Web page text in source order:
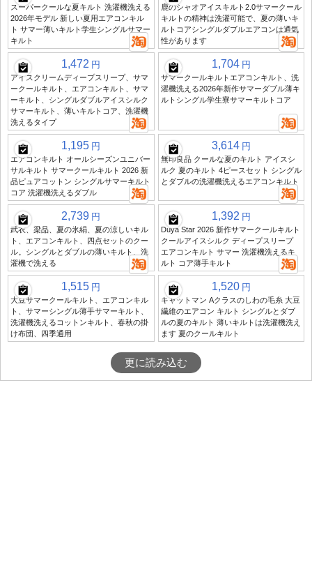
スーパークールな夏キルト 洗濯機洗える
2026年モデル 新しい夏用エアコンキル
ト サマー薄いキルト学生シングルサマー
キルト
鹿のシャオアイスキルト2.0サマークール
キルトの精神は洗濯可能で、夏の薄いキ
ルトコアシングルダブルエアコンは通気
性があります
1,472 円
アイスクリームディープスリープ、サマ
ークールキルト、エアコンキルト、サマ
ーキルト、シングルダブルアイスシルク
サマーキルト、薄いキルトコア、洗濯機
洗えるタイプ
1,704 円
サマークールキルトエアコンキルト、洗
濯機洗える2026年新作サマーダブル薄キ
ルトシングル学生寮サマーキルトコア
1,195 円
エアコンキルト オールシーズンユニバー
サルキルト サマークールキルト 2026 新
品ピュアコットン シングルサマーキルト
コア 洗濯機洗えるダブル
3,614 円
無印良品 クールな夏のキルト アイスシ
ルク 夏のキルト 4ピースセット シングル
とダブルの洗濯機洗えるエアコンキルト
2,739 円
武衣、梁品、夏の氷絹、夏の涼しいキル
ト、エアコンキルト、四点セットのクー
ル。シングルとダブルの薄いキルト、洗
濯機で洗える
1,392 円
Duya Star 2026 新作サマークールキルト
クールアイスシルク ディープスリープ
エアコンキルト サマー 洗濯機洗えるキ
ルト コア薄手キルト
1,515 円
大豆サマークールキルト、エアコンキル
ト、サマーシングル薄手サマーキルト、
洗濯機洗えるコットンキルト、春秋の掛
け布団、四季通用
1,520 円
キャットマン Aクラスのしわの毛糸 大豆
繊維のエアコン キルト シングルとダブ
ルの夏のキルト 薄いキルトは洗濯機洗え
ます 夏のクールキルト
更に読み込む